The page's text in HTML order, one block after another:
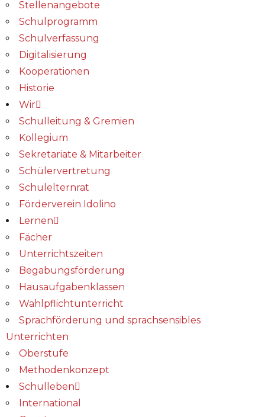
Stellenangebote
Schulprogramm
Schulverfassung
Digitalisierung
Kooperationen
Historie
Wir
Schulleitung & Gremien
Kollegium
Sekretariate & Mitarbeiter
Schülervertretung
Schulelternrat
Förderverein Idolino
Lernen
Fächer
Unterrichtszeiten
Begabungs­förderung
Hausaufgabenklassen
Wahlpflichtunterricht
Sprachförderung und sprachsensibles
Unterrichten
Oberstufe
Methodenkonzept
Schulleben
International